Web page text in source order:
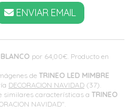
por 64,00€ . Producto en
deTRINEO LED MIMBRE
DECORACION NAVIDAD (37).
similares características a TRINEO
NAVIDAD".
ENVIAR EMAIL